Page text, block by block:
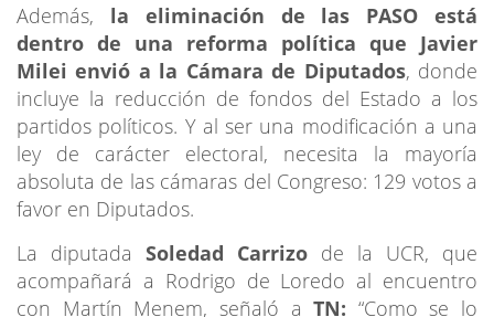
Además, la eliminación de las PASO está
dentro de una reforma política que Javier
Milei envió a la Cámara de Diputados, donde
incluye la reducción de fondos del Estado a los
partidos políticos. Y al ser una modificación a una
ley de carácter electoral, necesita la mayoría
absoluta de las cámaras del Congreso: 129 votos a
favor en Diputados.
La diputada Soledad Carrizo de la UCR, que
acompañará a Rodrigo de Loredo al encuentro
con Martín Menem, señaló aTN: “Como se lo